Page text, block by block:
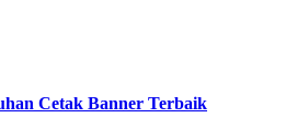
Cetak Banner Terbaik